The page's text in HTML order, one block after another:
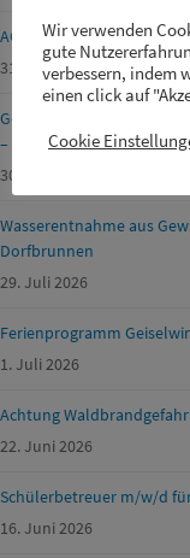
ACHTUNG FEUERWERK!
31. Juli 2026
Geänderte
– Kitzingen
30. Juli 2026
Wasserentnahme aus
Dorfbrunnen
29. Juli 2026
Ferienprogramm
1. Juli 2026
Achtung
22. Juni 2026
Schülerbetreuer m/w/d
16. Juni 2026
Wir verwenden
gute
verbessern, indem
einen click auf
Cookie